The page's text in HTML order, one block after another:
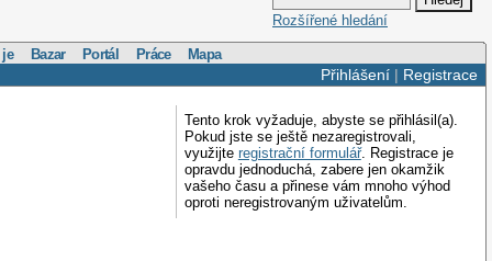
Rozšířené hledání
je Bazar Portál Práce Mapa
Přihlášení| Registrace
Tento krok vyžaduje, abyste se přihlásil(a).
Pokud jste se ještě nezaregistrovali,
využijte registrační formulář. Registrace je
opravdu jednoduchá, zabere jen okamžik
vašeho času a přinese vám mnoho výhod
oproti neregistrovaným uživatelům.